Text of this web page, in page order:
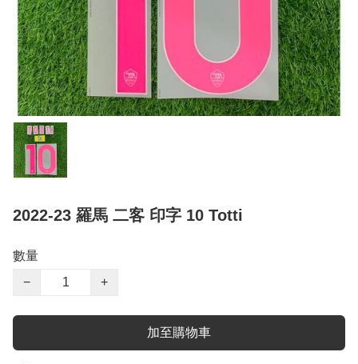
2022-23 羅馬 二客 印字 10 Totti
數量
−
+
加至購物車